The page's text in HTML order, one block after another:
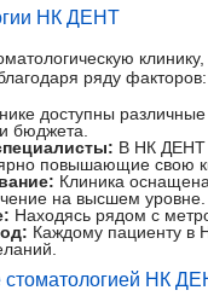
НК ДЕНТ
ряду факторов:
доступны
бюджета.
В НК ДЕНТ
повышающие свою
Клиника
на высшем уровне.
Находясь рядом с
Каждому пациенту в
стоматологией НК